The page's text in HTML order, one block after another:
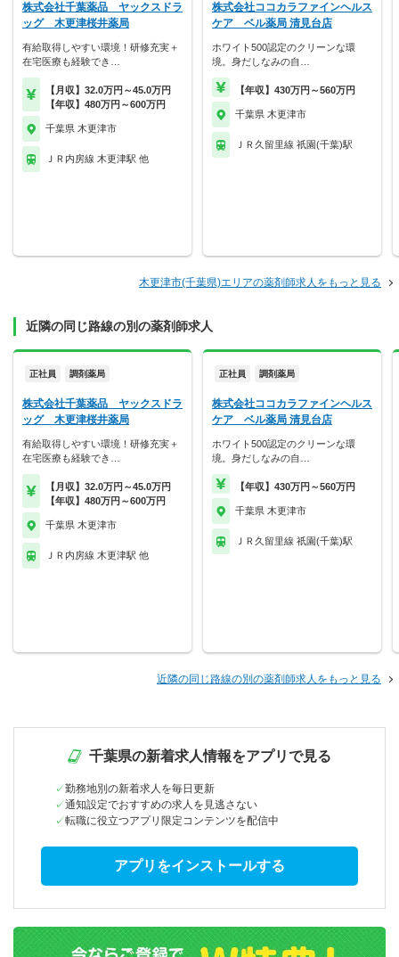
株式会社千葉薬品 ヤックスドラ
ッグ 木更津桜井薬局
有給取得しやすい環境！研修充実＋
在宅医療も経験でき…
【月収】32.0万円～45.0万円
【年収】480万円～600万円
千葉県 木更津市
ＪＲ内房線 木更津駅 他
株式会社ココカラファインヘルス
ケア ベル薬局 清見台店
ホワイト500認定のクリーンな環
境。身だしなみの自…
【年収】430万円～560万円
千葉県 木更津市
ＪＲ久留里線 祇園(千葉)駅
木更津市(千葉県)エリアの薬剤師求人をもっと見る
近隣の同じ路線の別の薬剤師求人
正社員 調剤薬局
株式会社千葉薬品 ヤックスドラ
ッグ 木更津桜井薬局
有給取得しやすい環境！研修充実＋
在宅医療も経験でき…
【月収】32.0万円～45.0万円
【年収】480万円～600万円
千葉県 木更津市
ＪＲ内房線 木更津駅 他
正社員 調剤薬局
株式会社ココカラファインヘルス
ケア ベル薬局 清見台店
ホワイト500認定のクリーンな環
境。身だしなみの自…
【年収】430万円～560万円
千葉県 木更津市
ＪＲ久留里線 祇園(千葉)駅
近隣の同じ路線の別の薬剤師求人をもっと見る
千葉県の新着求人情報をアプリで見る
勤務地別の新着求人を毎日更新
通知設定でおすすめの求人を見逃さない
転職に役立つアプリ限定コンテンツを配信中
アプリをインストールする